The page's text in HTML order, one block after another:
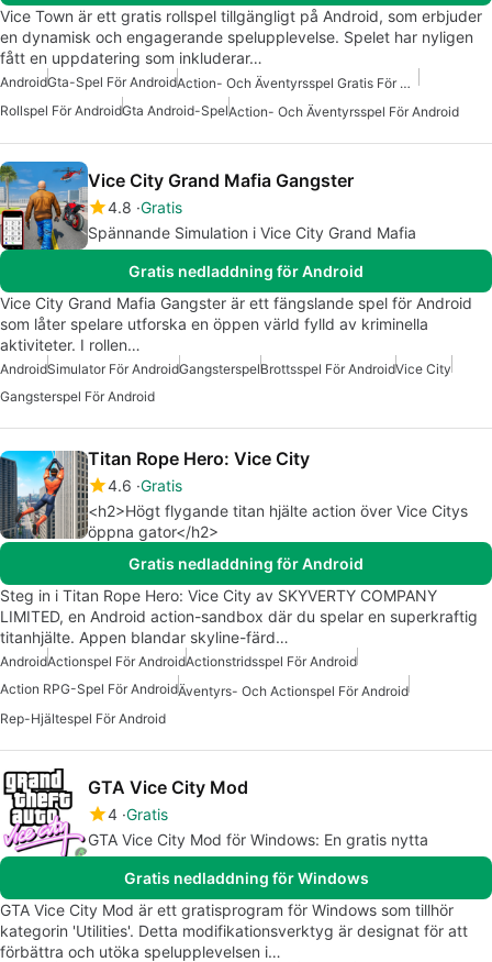
Vice Town är ett gratis rollspel tillgängligt på Android, som erbjuder
en dynamisk och engagerande spelupplevelse. Spelet har nyligen
fått en uppdatering som inkluderar…
AndroidGta-Spel För Android
Action- Och Äventyrsspel Gratis För Android
Rollspel För AndroidGta Android-SpelAction- Och Äventyrsspel För Android
Vice City Grand Mafia Gangster
4.8 Gratis
Spännande Simulation i Vice City Grand Mafia
Gratis nedladdning för Android
Vice City Grand Mafia Gangster är ett fängslande spel för Android
som låter spelare utforska en öppen värld fylld av kriminella
aktiviteter. I rollen…
AndroidSimulator För AndroidGangsterspelBrottsspel För AndroidVice City
Gangsterspel För Android
Titan Rope Hero: Vice City
4.6 Gratis
<h2>Högt flygande titan hjälte action över Vice Citys
öppna gator</h2>
Gratis nedladdning för Android
Steg in i Titan Rope Hero: Vice City av SKYVERTY COMPANY
LIMITED, en Android action-sandbox där du spelar en superkraftig
titanhjälte. Appen blandar skyline-färd…
AndroidActionspel För AndroidActionstridsspel För Android
Action RPG-Spel För AndroidÄventyrs- Och Actionspel För Android
Rep-Hjältespel För Android
GTA Vice City Mod
4 Gratis
GTA Vice City Mod för Windows: En gratis nytta
Gratis nedladdning för Windows
GTA Vice City Mod är ett gratisprogram för Windows som tillhör
kategorin 'Utilities'. Detta modifikationsverktyg är designat för att
förbättra och utöka spelupplevelsen i…